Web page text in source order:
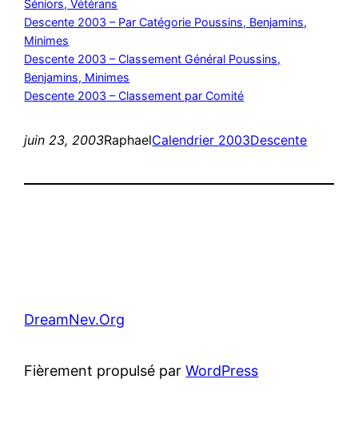
Séniors, Vétérans
Descente 2003 – Par Catégorie Poussins, Benjamins,
Minimes
Descente 2003 – Classement Général Poussins,
Benjamins, Minimes
Descente 2003 – Classement par Comité
juin 23, 2003RaphaelCalendrier 2003Descente
DreamNev.Org
Fièrement propulsé parWordPress